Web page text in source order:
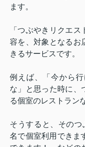
ます。
「つぶやきリクエ
容を、対象となるお
きるサービスです。
例えば、「今から
な」と思った時に、
る個室のレストラン
そうすると、その
名で個室利用できま